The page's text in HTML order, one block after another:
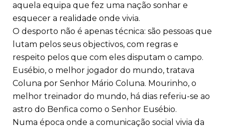
aquela equipa que fez uma nação sonhar e
esquecer a realidade onde vivia.
O desporto não é apenas técnica: são pessoas que
lutam pelos seus objectivos, com regras e
respeito pelos que com eles disputam o campo.
Eusébio, o melhor jogador do mundo, tratava
Coluna por Senhor Mário Coluna. Mourinho, o
melhor treinador do mundo, há dias referiu-se ao
astro do Benfica como o Senhor Eusébio.
Numa época onde a comunicação social vivia da